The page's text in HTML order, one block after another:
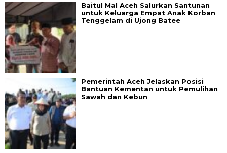
Baitul Mal Aceh Salurkan Santunan
untuk Keluarga Empat Anak Korban
Tenggelam di Ujong Batee
Pemerintah Aceh Jelaskan Posisi
Bantuan Kementan untuk Pemulihan
Sawah dan Kebun